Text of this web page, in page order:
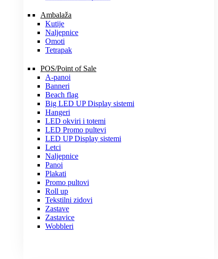
Ambalaža
Kutije
Naljepnice
Omoti
Tetrapak
POS/Point of Sale
A-panoi
Banneri
Beach flag
Big LED UP Display sistemi
Hangeri
LED okviri i totemi
LED Promo pultevi
LED UP Display sistemi
Letci
Naljepnice
Panoi
Plakati
Promo pultovi
Roll up
Tekstilni zidovi
Zastave
Zastavice
Wobbleri